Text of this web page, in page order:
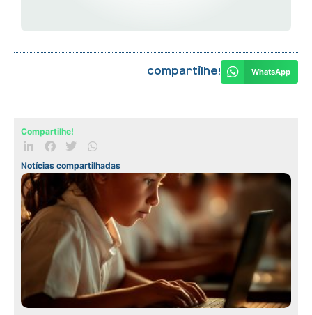
Compartilhe! WhatsApp
Compartilhe!
Notícias compartilhadas